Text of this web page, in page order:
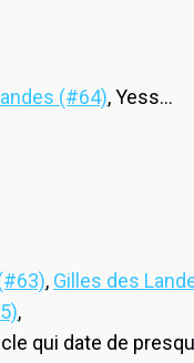
(#64), Yess…
, Gilles des
,
qui date de